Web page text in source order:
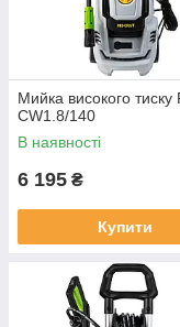
Мийка високого тиску
CW1.8/140
В наявності
6 195 ₴
Купити